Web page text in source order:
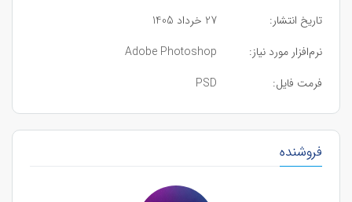
تاریخ انتشار:
27 خرداد 1405
نرم‌افزار مورد نیاز:
Adobe Photoshop
فرمت فایل:
PSD
فروشنده